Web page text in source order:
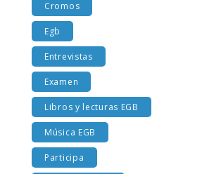
Cromos
Egb
Entrevistas
Examen
Libros y lecturas EGB
Música EGB
Participa